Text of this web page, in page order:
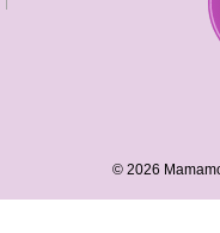
© 2026